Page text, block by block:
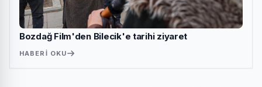
Bozdağ Film'den Bilecik'e tarihi ziyaret
HABERI OKU